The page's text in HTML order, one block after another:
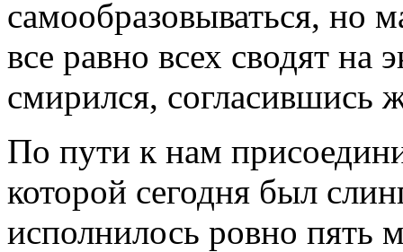
самообразовываться, но
все равно всех сводят
смирился, согласившись
По пути к нам
которой сегодня был
исполнилось ровно пять